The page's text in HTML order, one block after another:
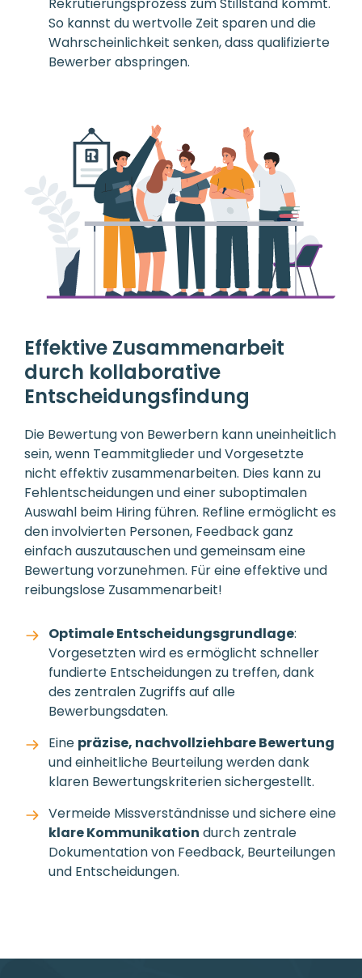
So kannst du wertvolle Zeit sparen und die
Wahrscheinlichkeit senken, dass qualifizierte
Bewerber abspringen.
Effektive Zusammenarbeit
durch kollaborative
Entscheidungsfindung
Die Bewertung von Bewerbern kann uneinheitlich
sein, wenn Teammitglieder und Vorgesetzte
nicht effektiv zusammenarbeiten. Dies kann zu
Fehlentscheidungen und einer suboptimalen
Auswahl beim Hiring führen. Refline ermöglicht es
den involvierten Personen, Feedback ganz
einfach auszutauschen und gemeinsam eine
Bewertung vorzunehmen. Für eine effektive und
reibungslose Zusammenarbeit!
Optimale Entscheidungsgrundlage:
Vorgesetzten wird es ermöglicht schneller
fundierte Entscheidungen zu treffen, dank
des zentralen Zugriffs auf alle
Bewerbungsdaten.
Eine präzise, nachvollziehbare Bewertung
und einheitliche Beurteilung werden dank
klaren Bewertungskriterien sichergestellt.
Vermeide Missverständnisse und sichere eine
klare Kommunikation durch zentrale
Dokumentation von Feedback, Beurteilungen
und Entscheidungen.